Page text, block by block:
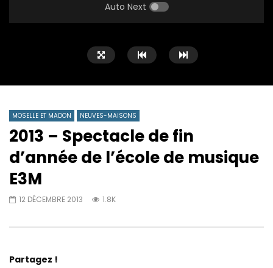
Auto Next
MOSELLE ET MADON NEUVES-MAISONS
2013 – Spectacle de fin
d’année de l’école de musique
E3M
12 DÉCEMBRE 2013 1.8K
Partagez !